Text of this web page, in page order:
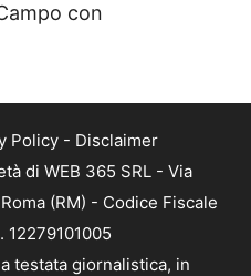
con
Policy- Disclaimer
di WEB 365 SRL - Via
(RM) - Codice Fiscale
12279101005
testata giornalistica, in